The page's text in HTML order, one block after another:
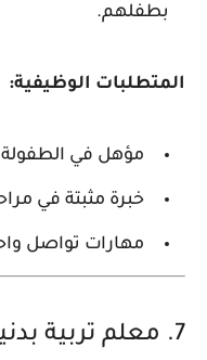
بطفلهم.
المتطلبات الوظيفية:
مؤهل في الطفولة
خبرة مثبتة في
مهارات تواصل
7. معلم تربية بدنية (للذكور)